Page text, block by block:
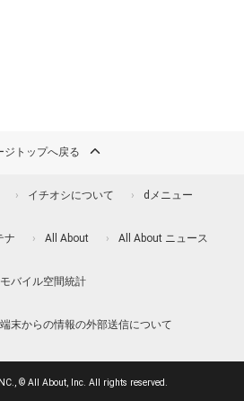
ジトップへ戻る
イチオシについて dメニュー
ナ All About All About ニュース
モバイル空間統計
末からの情報の外部送信について
© All About, Inc. All rights reserved.